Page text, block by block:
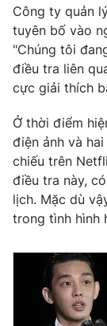
Thị trường
Tư vấn
Lịch phát
Chuyên mục
Emagazine
Photo
Video
VTV Sức khoẻ
Công ty quản
tuyên bố vào
"Chúng tôi
điều tra liên
cực giải thích
Ở thời điểm
điện ảnh và
chiếu trên
điều tra này,
lịch. Mặc dù
trong tình hình